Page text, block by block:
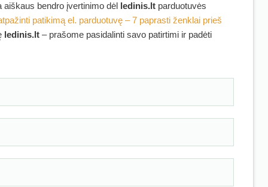
aiškaus bendro įvertinimo dėl ledinis.lt parduotuvės
patikimą el. parduotuvę – 7 paprasti ženklai prieš
ledinis.lt – prašome pasidalinti savo patirtimi ir padėti